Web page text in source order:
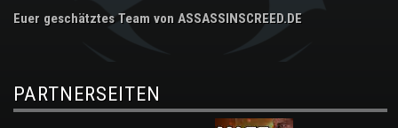
Euer geschätztes Team von ASSASSINSCREED.DE
PARTNERSEITEN